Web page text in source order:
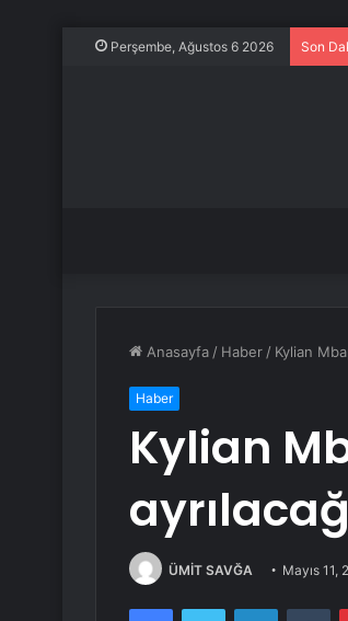
Perşembe, Ağustos 6 2026 Son
Anasayfa / Haber / Kylian
Haber
Kylian
ÜMİT SAVĞA Mayıs 11,
FacebookTwitter LinkedIn